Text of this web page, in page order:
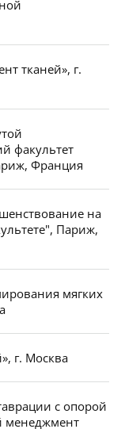
тканей», г.
факультет
Франция
на
Париж,
мягких
г. Москва
с опорой
менеджмент